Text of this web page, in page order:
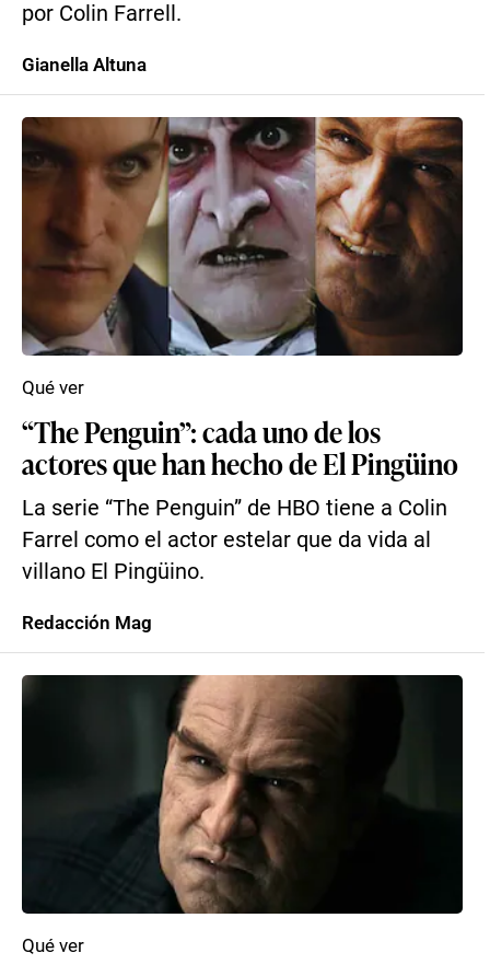
por Colin Farrell.
Gianella Altuna
“The Penguin”: cada uno de los
actores que han hecho de El Pingüino
La serie “The Penguin” de HBO tiene a Colin
Farrel como el actor estelar que da vida al
villano El Pingüino.
Qué ver
Redacción Mag
Qué ver